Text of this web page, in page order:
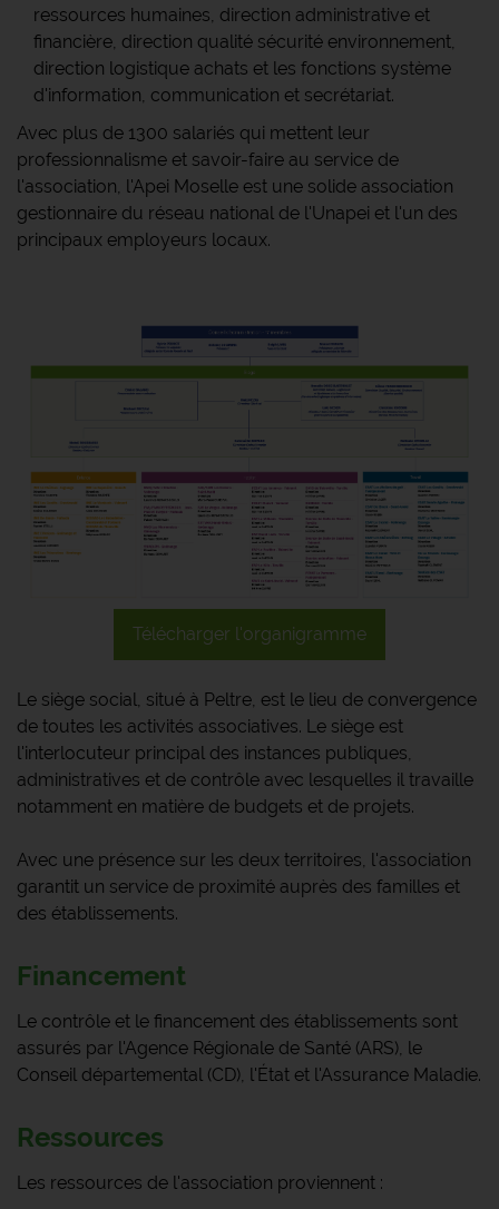
ressources humaines, direction administrative et
financière, direction qualité sécurité environnement,
direction logistique achats et les fonctions système
d'information, communication et secrétariat.
Avec plus de 1300 salariés qui mettent leur
professionnalisme et savoir-faire au service de
l'association, l'Apei Moselle est une solide association
gestionnaire du réseau national de l'Unapei et l'un des
principaux employeurs locaux.
Télécharger l'organigramme
Le siège social, situé à Peltre, est le lieu de convergence
de toutes les activités associatives. Le siège est
l'interlocuteur principal des instances publiques,
administratives et de contrôle avec lesquelles il travaille
notamment en matière de budgets et de projets.
Avec une présence sur les deux territoires, l'association
garantit un service de proximité auprès des familles et
des établissements.
Financement
Le contrôle et le financement des établissements sont
assurés par l'Agence Régionale de Santé (ARS), le
Conseil départemental (CD), l'État et l'Assurance Maladie.
Ressources
Les ressources de l'association proviennent :